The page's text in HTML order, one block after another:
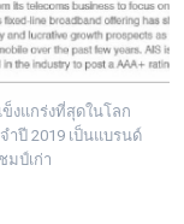
งแกร่งที่สุดในโลก
ำปี 2019 เป็นแบรนด์
มป์เก่า